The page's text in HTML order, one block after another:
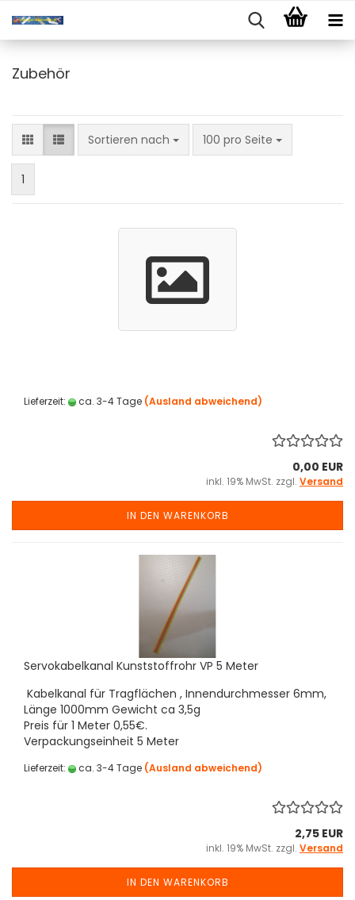
Zubehör
Sortieren nach
Sortieren nach 100 pro Seite
pro Seite
1
Lieferzeit: ca. 3-4 Tage (Ausland abweichend)
0,00 EUR
inkl. 19% MwSt. zzgl. Versand
IN DEN WARENKORB
Servokabelkanal Kunststoffrohr VP 5 Meter
Kabelkanal für Tragflächen , Innendurchmesser 6mm,
Länge 1000mm Gewicht ca 3,5g
Preis für 1 Meter 0,55€.
Verpackungseinheit 5 Meter
Lieferzeit: ca. 3-4 Tage (Ausland abweichend)
2,75 EUR
inkl. 19% MwSt. zzgl. Versand
IN DEN WARENKORB